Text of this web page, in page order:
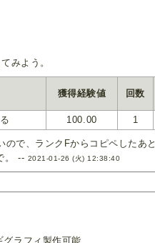
みよう。
獲得経験値 回数
100.00 1
で、ランクFからコピペしたあ
。 -- 2021-01-26 (火) 12:38:40
グラフィ製作可能